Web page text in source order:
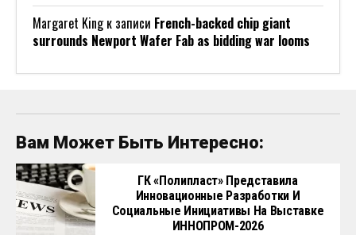
Margaret Kingк записи French-backed chip giant
surrounds Newport Wafer Fab as bidding war looms
Вам Может Быть Интересно:
ГК «Полипласт» Представила
Инновационные Разработки И
Социальные Инициативы На Выставке
ИННОПРОМ-2026